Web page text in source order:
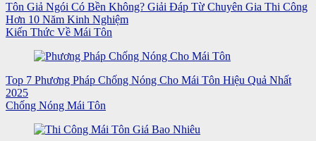
Tôn Giả Ngói Có Bền Không? Giải Đáp Từ Chuyên Gia Thi Công
Hơn 10 Năm Kinh Nghiệm
Kiến Thức Về Mái Tôn
Top 7 Phương Pháp Chống Nóng Cho Mái Tôn Hiệu Quả Nhất
2025
Chống Nóng Mái Tôn